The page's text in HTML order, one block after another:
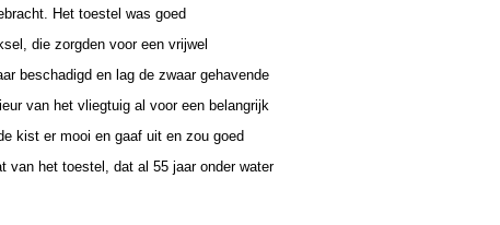
Het toestel was goed
die zorgden voor een vrijwel
beschadigd en lag de zwaar gehavende
van het vliegtuig al voor een belangrijk
kist er mooi en gaaf uit en zou goed
van het toestel, dat al 55 jaar onder water